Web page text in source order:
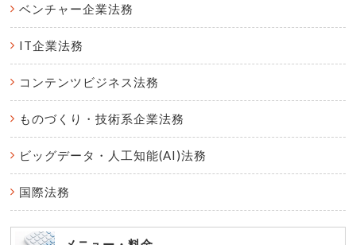
ベンチャー企業法務
IT企業法務
コンテンツビジネス法務
ものづくり・技術系企業法務
ビッグデータ・ 人工知能(AI)法務
国際法務